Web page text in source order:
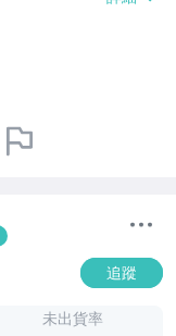
追蹤
未出貨率